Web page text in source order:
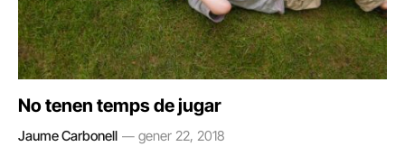
No tenen temps de jugar
Jaume Carbonell gener 22, 2018